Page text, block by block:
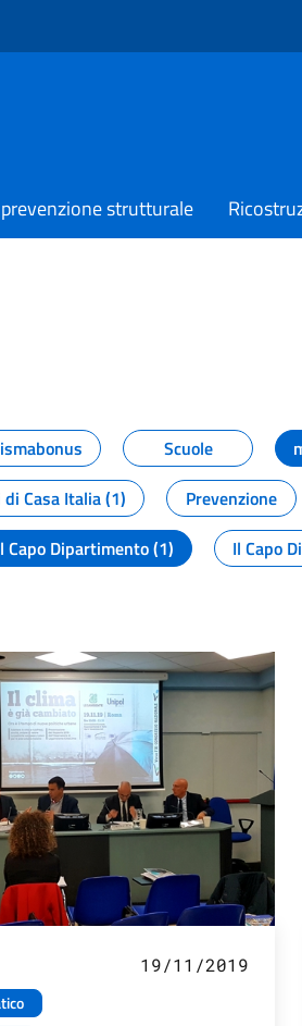
strutturale
Scuole
Casa Italia (1) Prevenzione
Capo Dipartimento (1) Il Capo
19/11/2019